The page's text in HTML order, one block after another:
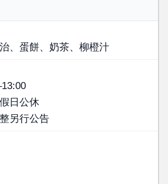
、蛋餅、奶茶、柳橙汁
日公休
另行公告